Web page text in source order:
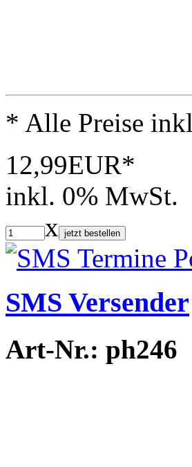
* Alle Preise
12,99EUR*
inkl. 0% MwSt.
x jetzt bestellen
SMS Versender
Art-Nr.: ph246